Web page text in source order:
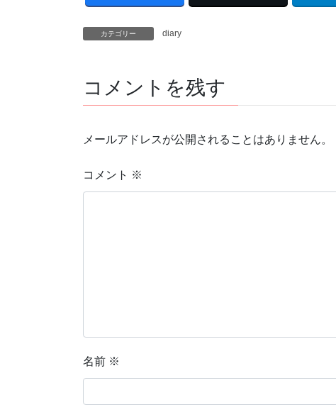
カテゴリー diary
コメントを残す
メールアドレスが公開されることはありません。
コメント ※
名前 ※